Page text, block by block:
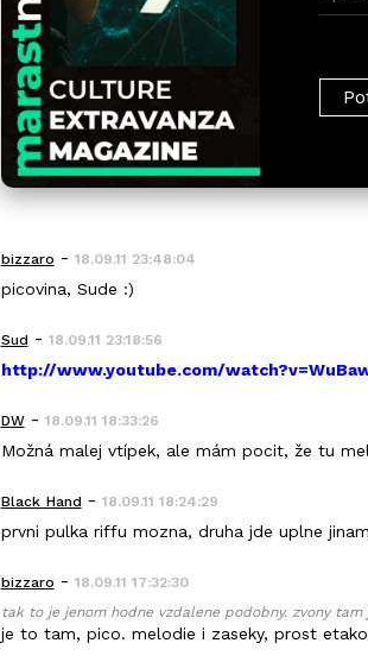
bizzaro - 18.09.11 23:48:04
picovina, Sude :)
Sud - 18.09.11 23:18:56
http://www.youtube.com/
DW- 18.09.11 18:33:26
Možná malej vtípek, ale mám pocit, že tu
Black_Hand - 18.09.11 18:24:29
prvni pulka riffu mozna, druha jde uplne
bizzaro - 18.09.11 17:32:30
tak to je jenom hodne vzdalene podobny. zvony
je to tam, pico. melodie i zaseky, prost